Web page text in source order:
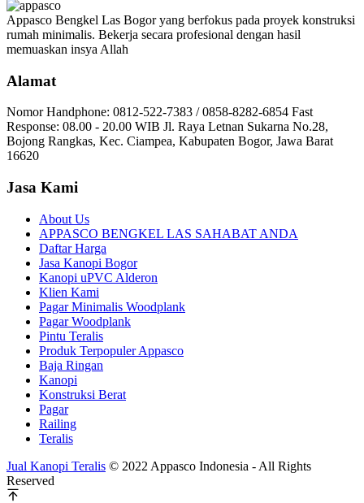
Appasco Bengkel Las Bogor yang berfokus pada proyek konstruksi
rumah minimalis. Bekerja secara profesional dengan hasil
memuaskan insya Allah
Alamat
Nomor Handphone: 0812-522-7383 / 0858-8282-6854 Fast
Response: 08.00 - 20.00 WIB Jl. Raya Letnan Sukarna No.28,
Bojong Rangkas, Kec. Ciampea, Kabupaten Bogor, Jawa Barat
16620
Jasa Kami
About Us
APPASCO BENGKEL LAS SAHABAT ANDA
Daftar Harga
Jasa Kanopi Bogor
Kanopi uPVC Alderon
Klien Kami
Pagar Minimalis Woodplank
Pagar Woodplank
Pintu Teralis
Produk Terpopuler Appasco
Baja Ringan
Kanopi
Konstruksi Berat
Pagar
Railing
Teralis
Jual Kanopi Teralis © 2022 Appasco Indonesia - All Rights
Reserved